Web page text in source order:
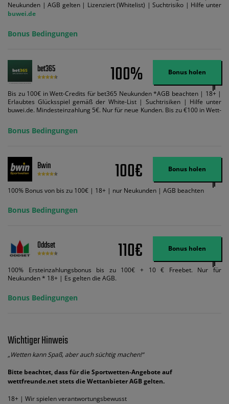
Neukunden | AGB gelten | Lizenziert (Whitelist) | Suchtrisiko | Hilfe unter
buwei.de
Bonus Bedingungen
bet365 100% Bonus holen
Bis zu 100€ in Wett-Credits für bet365 Neukunden *AGB beachten | 18+ |
Erlaubtes Glücksspiel gemäß der White-List | Suchtrisiken | Hilfe unter
buwei.de. Mindesteinzahlung 5€. Nur für neue Kunden. Bis zu €100 in Wett-
ein und wir geben Ihnen die entsprechende qualifizierende Einzahlung in
Wett-Credits, wenn Sie qualifizierende Wetten im gleichen Wert platzieren
Wett-Credits aus. Es gelten die AGB, Zeitlimits und Ausnahmen. Der Bonus-
Code VIPANGEBOT kann während der Anmeldung benutzt werden, jedoch
ändert dies den Angebotsbetrag in keinster Weise.
Bonus Bedingungen
Bwin 100€ Bonus holen
100% Bonus von bis zu 100€ | 18+ | nur Neukunden | AGB beachten
Bonus Bedingungen
Oddset 110€ Bonus holen
100% Ersteinzahlungsbonus bis zu 100€ + 10 € Freebet. Nur für
Neukunden * 18+ | Es gelten die AGB.
Bonus Bedingungen
Wichtiger Hinweis
„Wetten kann Spaß, aber auch süchtig machen!“
Bitte beachtet, dass für die Sportwetten-Angebote auf
wettfreunde.net stets die Wettanbieter AGB gelten.
18+ | Wir spielen verantwortungsbewusst